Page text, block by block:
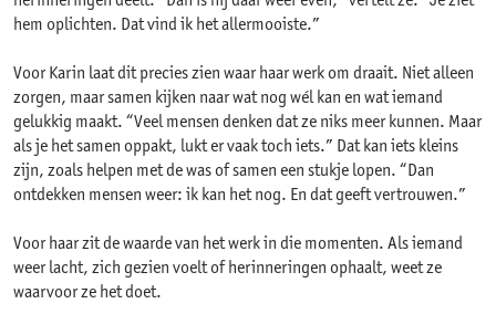
hem oplichten. Dat vind ik het allermooiste.”
Voor Karin laat dit precies zien waar haar werk om draait. Niet alleen
zorgen, maar samen kijken naar wat nog wél kan en wat iemand
gelukkig maakt. “Veel mensen denken dat ze niks meer kunnen. Maar
als je het samen oppakt, lukt er vaak toch iets.” Dat kan iets kleins
zijn, zoals helpen met de was of samen een stukje lopen. “Dan
ontdekken mensen weer: ik kan het nog. En dat geeft vertrouwen.”
Voor haar zit de waarde van het werk in die momenten. Als iemand
weer lacht, zich gezien voelt of herinneringen ophaalt, weet ze
waarvoor ze het doet.